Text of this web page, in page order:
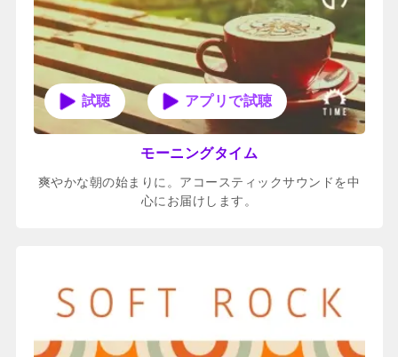
アプリで試聴
モーニングタイム
爽やかな朝の始まりに。アコースティックサウンドを中
心にお届けします。